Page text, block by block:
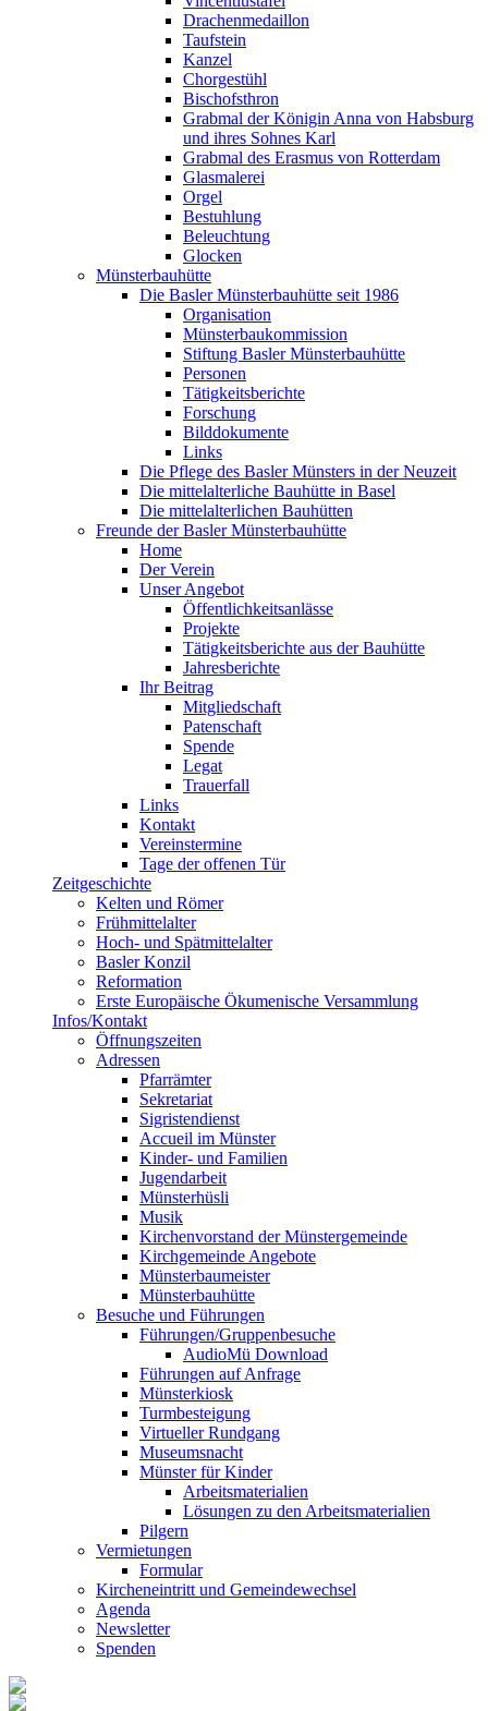
Drachenmedaillon
Taufstein
Kanzel
Chorgestühl
Bischofsthron
Grabmal der Königin Anna von Habsburg
und ihres Sohnes Karl
Grabmal des Erasmus von Rotterdam
Glasmalerei
Orgel
Bestuhlung
Beleuchtung
Glocken
Münsterbauhütte
Die Basler Münsterbauhütte seit 1986
Organisation
Münsterbaukommission
Stiftung Basler Münsterbauhütte
Personen
Tätigkeitsberichte
Forschung
Bilddokumente
Links
Die Pflege des Basler Münsters in der Neuzeit
Die mittelalterliche Bauhütte in Basel
Die mittelalterlichen Bauhütten
Freunde der Basler Münsterbauhütte
Home
Der Verein
Unser Angebot
Öffentlichkeitsanlässe
Projekte
Tätigkeitsberichte aus der Bauhütte
Jahresberichte
Ihr Beitrag
Mitgliedschaft
Patenschaft
Spende
Legat
Trauerfall
Links
Kontakt
Vereinstermine
Tage der offenen Tür
Zeitgeschichte
Kelten und Römer
Frühmittelalter
Hoch- und Spätmittelalter
Basler Konzil
Reformation
Erste Europäische Ökumenische Versammlung
Infos/Kontakt
Öffnungszeiten
Adressen
Pfarrämter
Sekretariat
Sigristendienst
Accueil im Münster
Kinder- und Familien
Jugendarbeit
Münsterhüsli
Musik
Kirchenvorstand der Münstergemeinde
Kirchgemeinde Angebote
Münsterbaumeister
Münsterbauhütte
Besuche und Führungen
Führungen/Gruppenbesuche
AudioMü Download
Führungen auf Anfrage
Münsterkiosk
Turmbesteigung
Virtueller Rundgang
Museumsnacht
Münster für Kinder
Arbeitsmaterialien
Lösungen zu den Arbeitsmaterialien
Pilgern
Vermietungen
Formular
Kircheneintritt und Gemeindewechsel
Agenda
Newsletter
Spenden